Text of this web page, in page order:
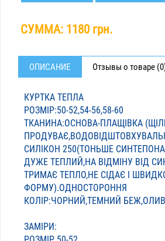
СУММА: 1180 грн.
ОПИСАНИЕ Отзывы о товаре
КУРТКА ТЕПЛА
РОЗМІР:50-52,54-56,58-60
ТКАНИНА:ОСНОВА-ПЛАЩІВКА
СИЛІКОН 250(ТОНЬШЕ
ДУЖЕ ТЕПЛИЙ,НА ВІДМІНУ ВІД
ТРИМАЄ ТЕПЛО,НЕ СІДАЄ І
ФОРМУ).ОДНОСТОРОННЯ
КОЛІР:ЧОРНИЙ,ТЕМНИЙ
ЗАМІРИ: